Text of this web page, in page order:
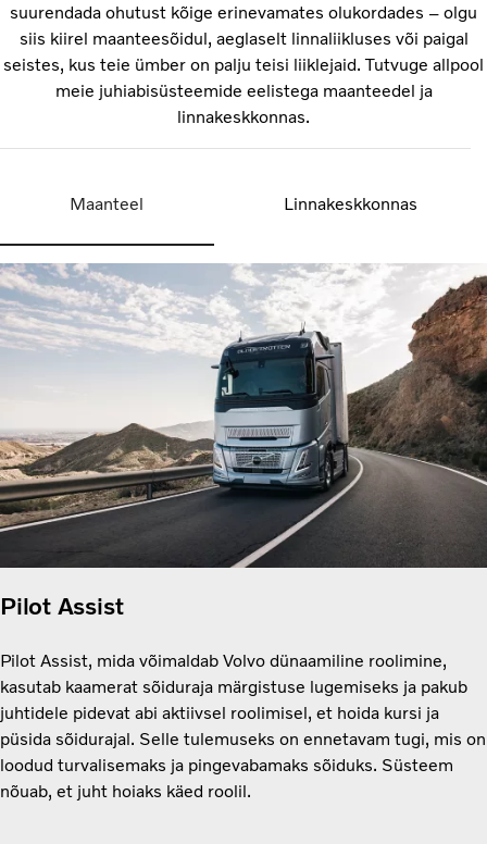
suurendada ohutust kõige erinevamates olukordades – olgu
siis kiirel maanteesõidul, aeglaselt linnaliikluses või paigal
seistes, kus teie ümber on palju teisi liiklejaid. Tutvuge allpool
meie juhiabisüsteemide eelistega maanteedel ja
linnakeskkonnas.
Maanteel Linnakeskkonnas
Pilot Assist
Pilot Assist, mida võimaldab Volvo dünaamiline roolimine,
kasutab kaamerat sõiduraja märgistuse lugemiseks ja pakub
juhtidele pidevat abi aktiivsel roolimisel, et hoida kursi ja
püsida sõidurajal. Selle tulemuseks on ennetavam tugi, mis on
loodud turvalisemaks ja pingevabamaks sõiduks. Süsteem
nõuab, et juht hoiaks käed roolil.